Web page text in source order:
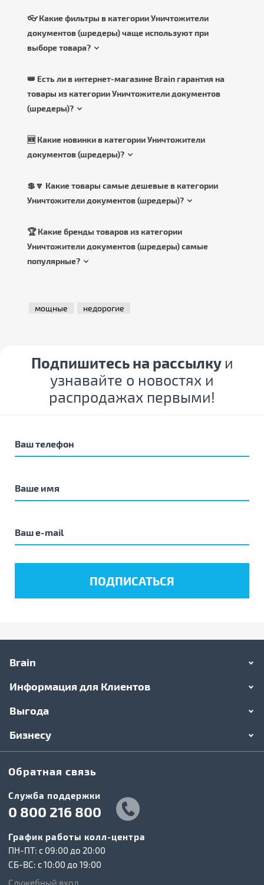
👓 Какие фильтры в категории Уничтожители
документов (шредеры) чаще используют при
выборе товара?
👑 Есть ли в интернет-магазине Brain гарантия на
товары из категории Уничтожители документов
(шредеры)?
🆕 Какие новинки в категории Уничтожители
документов (шредеры)?
💲🔽 Какие товары самые дешевые в категории
Уничтожители документов (шредеры)?
🏆 Какие бренды товаров из категории
Уничтожители документов (шредеры) самые
популярные?
мощные недорогие
Подпишитесь на рассылку и
узнавайте о новостях и
распродажах первыми!
Brain
Информация для Клиентов
Выгода
Бизнесу
Обратная связь
Служба поддержки
0 800 216 800
График работы колл-центра
ПН-ПТ: c 09:00 до 20:00
СБ-ВС: c 10:00 до 19:00
Служебный вход